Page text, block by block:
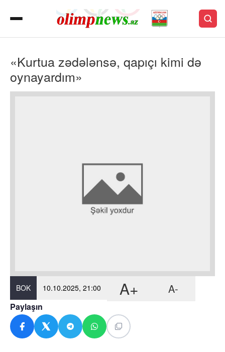
«Kurtua zədələnsə, qapıçı kimi də
oynayardım»
BOK 10.10.2025, 21:00 A+ A-
Paylaşın